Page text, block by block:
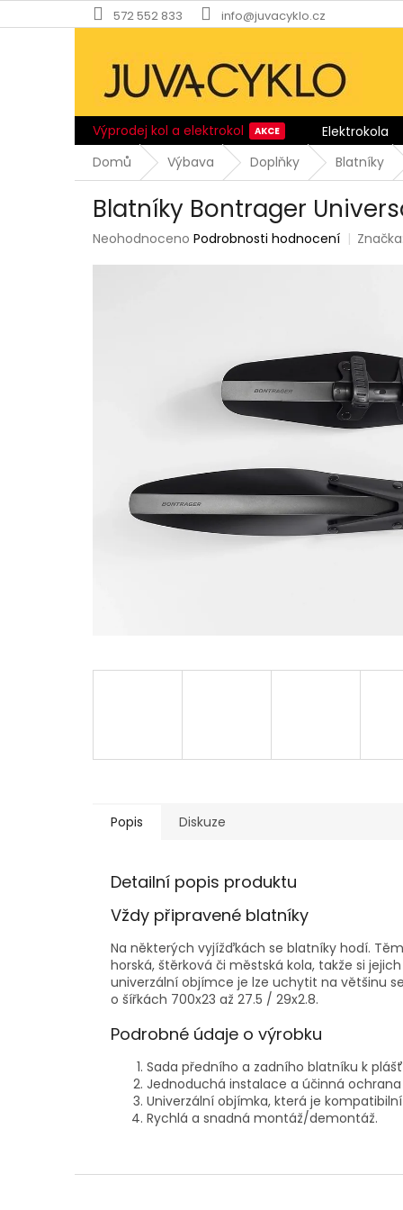
na
572 552 833 info@juvacyklo.cz
Výprodej kol a elektrokol Elektrokola
Domů
Výbava Doplňky Blatníky
Blatníky Bontrager
Průměrné
Neohodnoceno Podrobnosti hodnocení
Popis Diskuze
Detailní popis produktu
Vždy připravené blatníky
Na některých vyjížďkách se blatníky hodí.
horská, štěrková či městská kola, takže si
univerzální objímce je lze uchytit na většinu
o šířkách 700x23 až 27.5 / 29x2.8.
Podrobné údaje o výrobku
Sada předního a zadního blatníku k
Jednoduchá instalace a účinná
Univerzální objímka, která je
Rychlá a snadná montáž/demontáž.